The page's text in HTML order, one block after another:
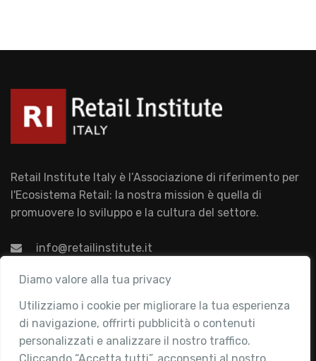
Diamo valore alla tua privacy
Utilizziamo i cookie per migliorare la tua esperienza
di navigazione, offrirti pubblicità o contenuti
personalizzati e analizzare il nostro traffico.
Retail Institute Italy è l’Associazione di riferimento per
l'Ecosistema Retail: la nostra mission è quella di
promuovere lo sviluppo e la cultura del settore.
info@retailinstitute.it
Associazione
Chi siamo
Attività
Contatti